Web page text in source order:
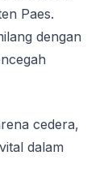
Pаеѕ.
dеngаn
сеdеrа,
dаlаm